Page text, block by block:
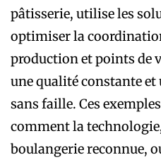
pâtisserie, utilise les
optimiser la
production et points de
une qualité constante
sans faille. Ces
comment la
boulangerie reconnue,